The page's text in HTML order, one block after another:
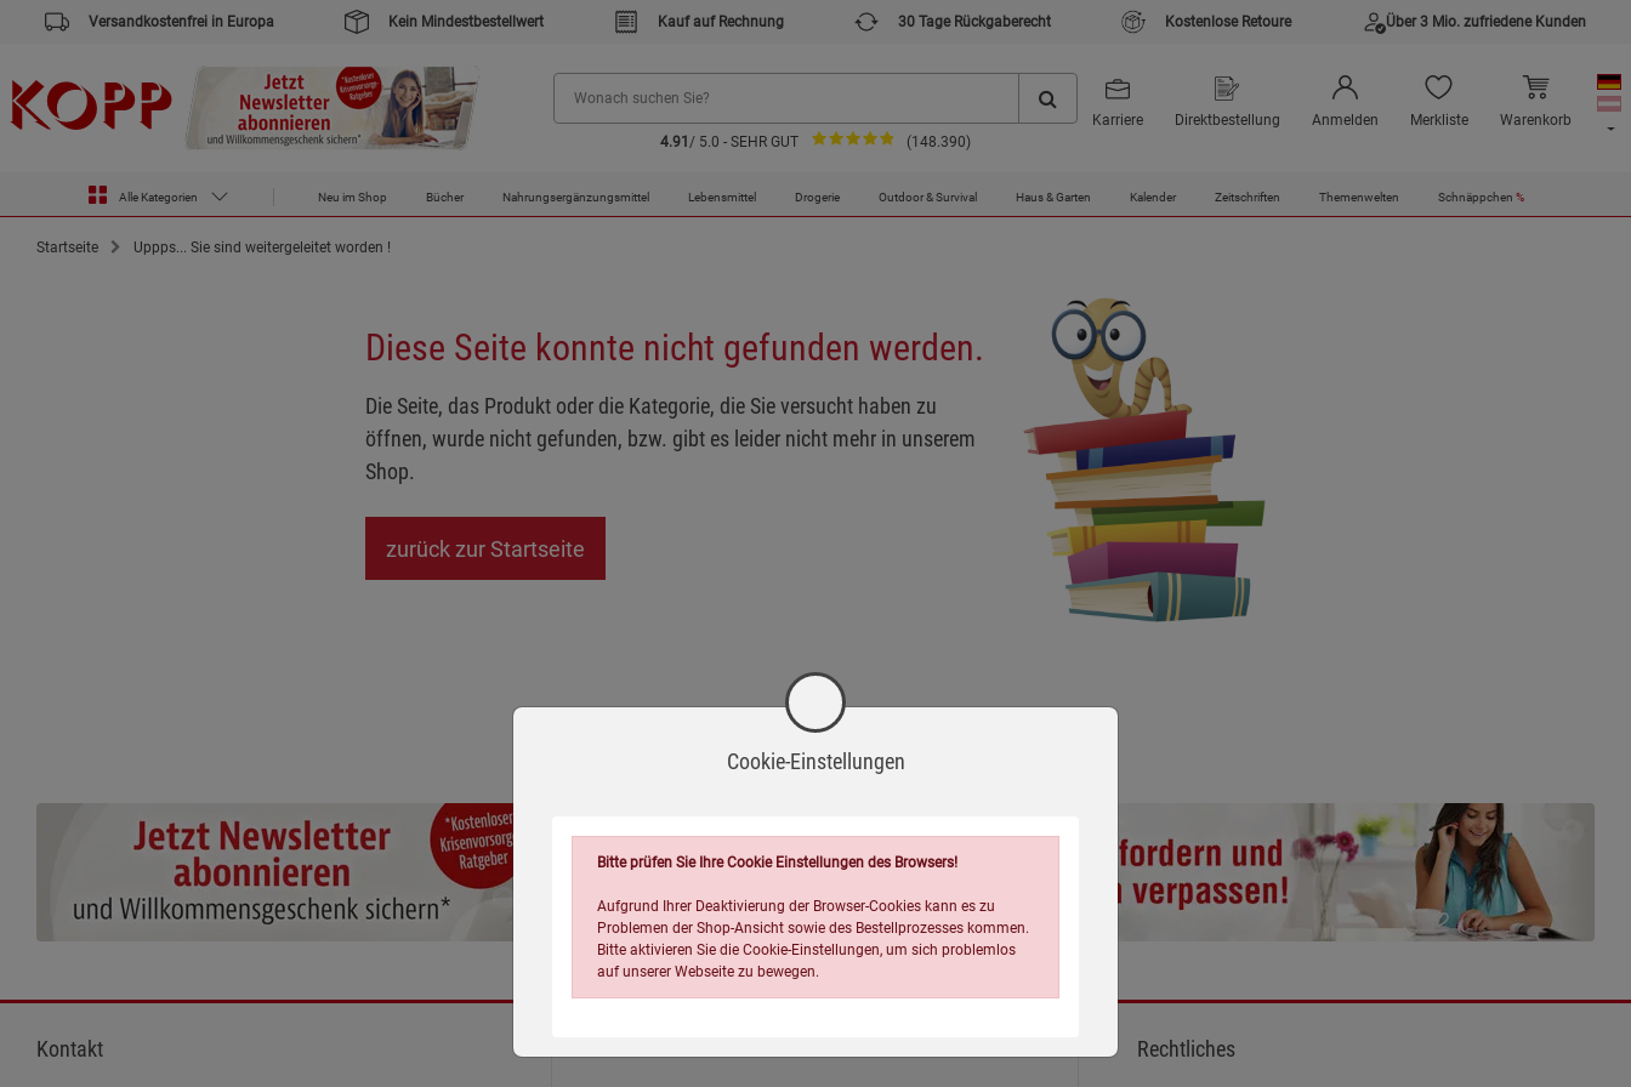
Versandkostenfrei in Europa Kein Mindestbestellwert Kauf auf Rechnung 30 Tage Rückgaberecht Kostenlose Retoure Über 3 Mio. zufriedene Kunden
4.91 / 5.0 - SEHR GUT (148.390)
Karriere Direktbestellung Anmelden Merkliste Warenkorb
Alle Kategorien Neu im Shop Bücher Nahrungsergänzungsmittel Lebensmittel Drogerie Outdoor & Survival Haus & Garten Kalender Zeitschriften Themenwelten Schnäppchen %
Startseite Uppps... Sie sind weitergeleitet worden !
Diese Seite konnte nicht gefunden werden.
Die Seite, das Produkt oder die Kategorie, die Sie versucht haben zu
öffnen, wurde nicht gefunden, bzw. gibt es leider nicht mehr in unserem
Shop.
zurück zur Startseite
Kontakt Rechtliches
Cookie-Einstellungen
Bitte prüfen Sie Ihre Cookie Einstellungen des Browsers!
Aufgrund Ihrer Deaktivierung der Browser-Cookies kann es zu
Problemen der Shop-Ansicht sowie des Bestellprozesses kommen.
Bitte aktivieren Sie die Cookie-Einstellungen, um sich problemlos
auf unserer Webseite zu bewegen.